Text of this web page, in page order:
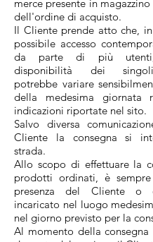
merce presente in
dell'ordine di acquisto.
Il Cliente prende atto che,
possibile accesso
da parte di più utenti,
disponibilità dei
potrebbe variare
della medesima giornata
indicazioni riportate nel sito.
Salvo diversa
Cliente la consegna si
strada.
Allo scopo di effettuare la
prodotti ordinati, è
presenza del Cliente
incaricato nel luogo
nel giorno previsto per la
Al momento della